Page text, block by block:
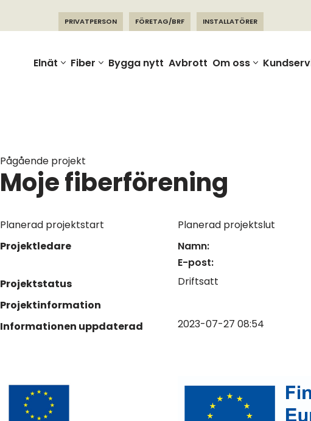
PRIVATPERSON FÖRETAG/BRF INSTALLATÖRER
Elnät Fiber Bygga nytt Avbrott Om oss
Pågående projekt
Moje fiberförening
Planerad projektstart
Planerad projektslut
Projektledare
Namn:
E-post:
Projektstatus
Driftsatt
Projektinformation
Informationen uppdaterad
2023-07-27 08:54